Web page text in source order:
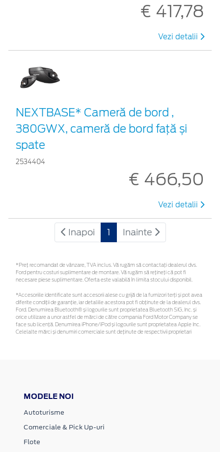
€ 417,78
Vezi detalii
NEXTBASE* Cameră de bord ,
380GWX, cameră de bord față și
spate
2534404
€ 466,50
Vezi detalii
Inapoi 1 Inainte
*Preţ recomandat de vânzare, TVA inclus. Vă rugăm să contactaţi dealerul dvs.
Ford pentru costuri suplimentare de montare. Vă rugăm să rețineți că pot fi
necesare piese suplimentare. Oferta este valabilă în limita stocului disponibil.
*Accesoriile identificate sunt accesorii alese cu grijă de la furnizori terți și pot avea
diferite condiții de garanție, iar detaliile acestora pot fi obținute de la dealerul dvs.
Ford. Denumirea Bluetooth® și logourile sunt proprietatea Bluetooth SIG, Inc. și
orice utilizare a unor astfel de mărci de către compania Ford Motor Company se
face sub licență. Denumirea iPhone/iPod și logourile sunt proprietatea Apple Inc.
Celelalte mărci și denumiri comerciale sunt deținute de respectivii proprietari
MODELE NOI
Autoturisme
Comerciale & Pick Up-uri
Flote